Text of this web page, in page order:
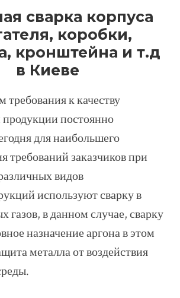
сварка корпуса
коробки,
кронштейна и т.д
в Киеве
к качеству
постоянно
для наибольшего
требований заказчиков при
видов
используют сварку в
газов, в данном случае, сварку
назначение аргона в этом
металла от воздействия